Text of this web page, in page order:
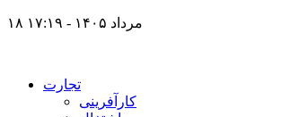
۱۸ مرداد ۱۴۰۵ - ۱۷:۱۹
تجارت
کارآفرینی